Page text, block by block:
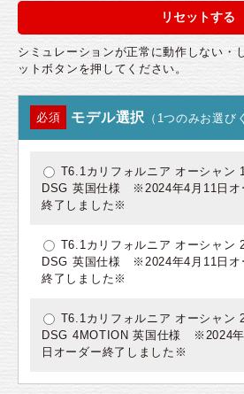
シミュレーションが正常に動作しない・
ットボタンを押してください。
必須 モデル選択 （1つのみお選び
T6.1カリフォルニア オーシャン
DSG 英国仕様 ※2024年4月11日オ
終了しました※
T6.1カリフォルニア オーシャン
DSG 英国仕様 ※2024年4月11日オ
終了しました※
T6.1カリフォルニア オーシャン
DSG 4MOTION 英国仕様 ※2024年
日オーダー終了しました※